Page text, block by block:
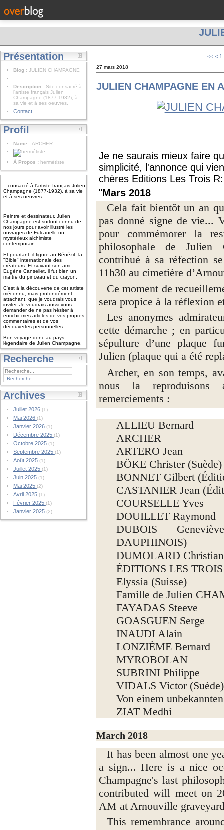
Présentation
Blog : JULIEN CHAMPAGNE
Description : Site consacré à
l'artiste français Julien
Champagne (1877-1932), à
sa vie et à ses oeuvres.
Contact
Profil
Name : ARCHER
À Propos : hermétiste
...consacré à l'artiste français Julien
Champagne (1877-1932), à sa vie
et à ses oeuvres.
Peintre et dessinateur, Julien
Champagne est surtout connu de
nos jours pour avoir illustré les
ouvrages de Fulcanelli, un
mystérieux alchimiste
contemporain.
Et pourtant, il figure au Bénézit, la
"Bible" internationale des
créateurs. Et suivant son ami
Eugène Canseliet, il fut bien un
maître du pinceau et du crayon.
C'est à la découverte de cet artiste
méconnu, mais profondément
attachant, que je voudrais vous
inviter. Je voudrais aussi vous
demander de ne pas hésiter à
enrichir mes articles de vos propres
commentaires et de vos
découvertes personnelles.
Bon voyage donc au pays
légendaire de Julien Champagne.
Recherche
Archives
Juillet 2026 (1)
Mai 2026 (1)
Janvier 2026 (1)
Décembre 2025 (1)
Octobre 2025 (1)
Septembre 2025 (1)
Août 2025 (1)
Juillet 2025 (1)
Juin 2025 (1)
Mai 2025 (2)
Avril 2025 (1)
Février 2025 (1)
Janvier 2025 (2)
<< < 1
27 mars 2018
JULIEN CHAMPAGNE EN
Je ne saurais mieux faire
simplicité, l'annonce qui
chères Editions Les Trois R:
"Mars 2018
Cela fait bientôt un an
pas donné signe de vie...
pour commémorer la
philosophale de Julien
contribué à sa réfection
11h30 au cimetière
Ce moment de
sera propice à la réflexion
Les anonymes
cette démarche ; en
sépulture d’une plaque
Julien (plaque qui a été
Archer, en son temps,
nous la reproduisons
remerciements :
ALLIEU Bernard
ARCHER
ARTERO Jean
BÖKE Christer (Suède)
BONNET Gilbert
CASTANIER Jean
COURSELLE Yves
DOUILLET Raymond
DUBOIS
DAUPHINOIS)
DUMOLARD Christian
ÉDITIONS LES
Elyssia (Suisse)
Famille de Julien
FAYADAS Steeve
GOASGUEN Serge
INAUDI Alain
LONZIÈME Bernard
MYROBOLAN
SUBRINI Philippe
VIDALS Victor (Suède)
Von einem unbekannten
ZIAT Medhi
March 2018
It has been almost one
a sign... Here is a nice
Champagne's last
contributed will meet on
AM at Arnouville
This remembrance